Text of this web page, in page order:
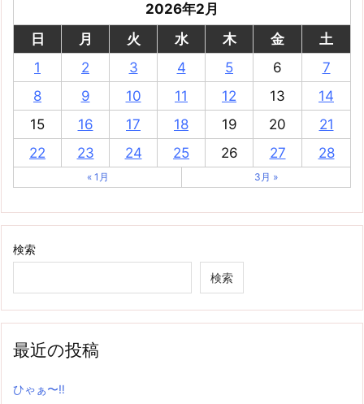
2026年2月
日
月 火 水 木 金
土
1
2 3 4 5 6
7
8
9 10 11 12 13
14
15
16 17 18 19 20
21
22
23 24 25 26 27 28
« 1月 3月 »
検索
検索
最近の投稿
ひゃぁ〜‼